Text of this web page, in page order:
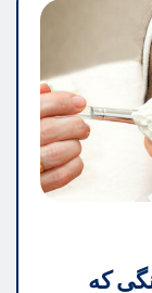
خانگی که